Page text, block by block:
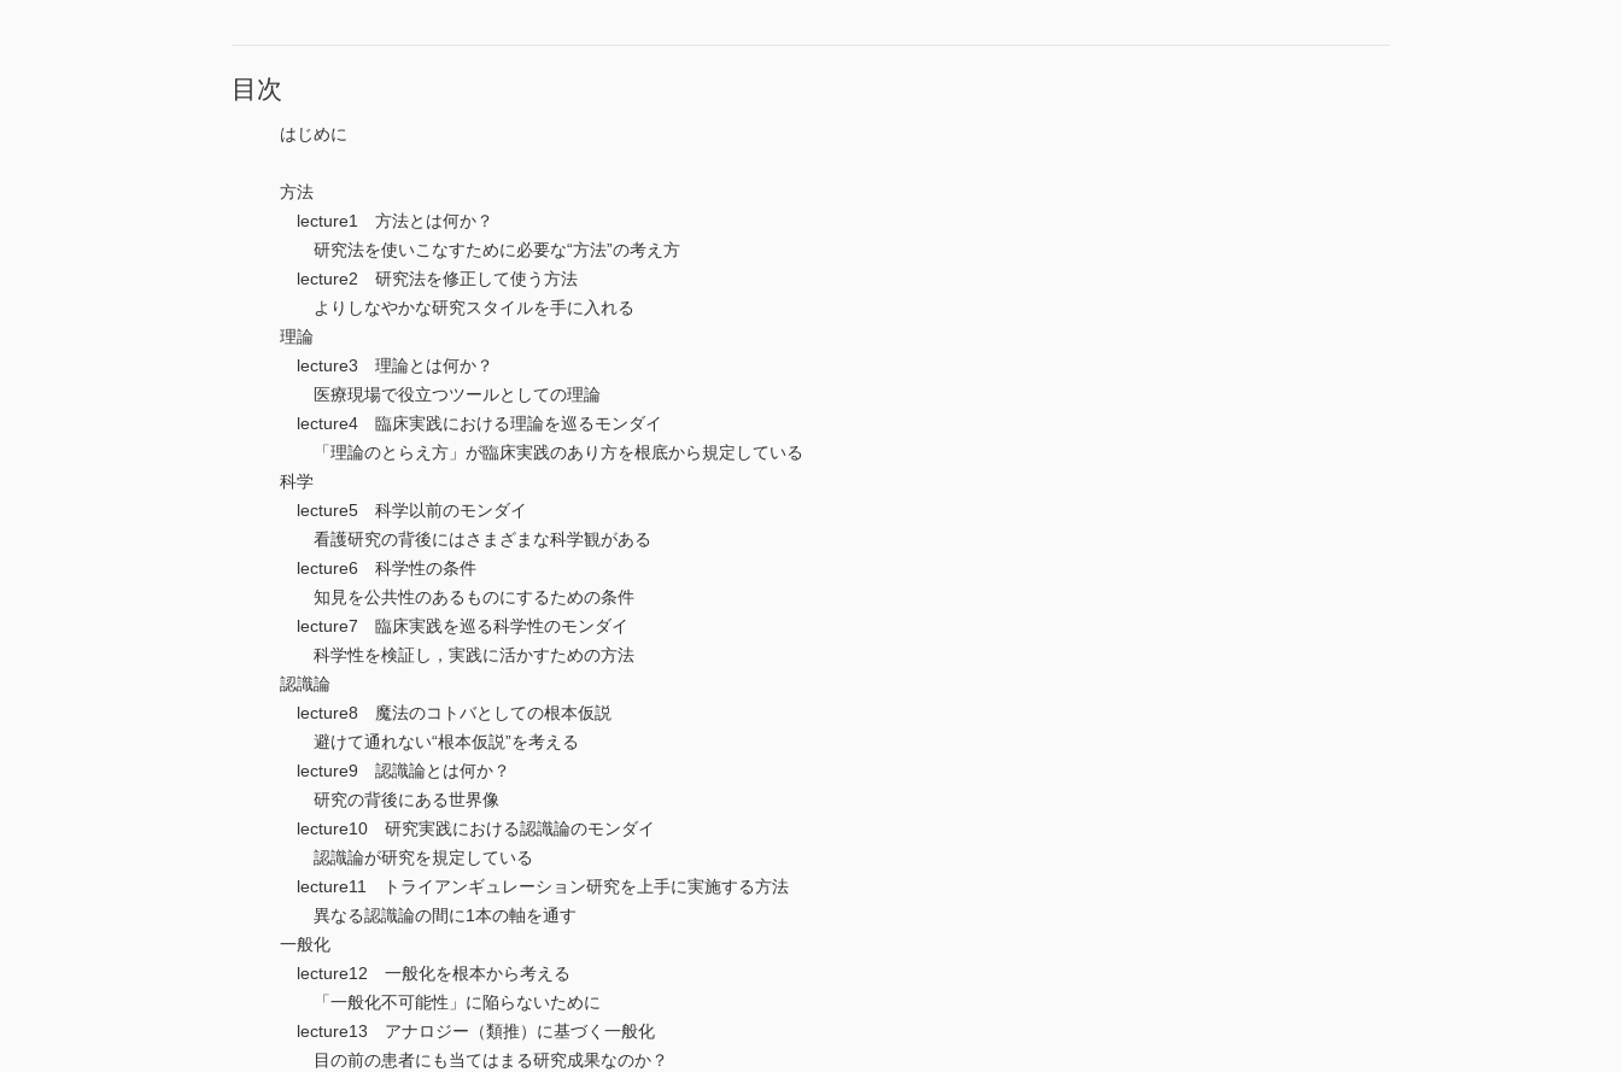
目次
はじめに
方法
lecture1 方法とは何か？
研究法を使いこなすために必要な“方法”の考え方
lecture2 研究法を修正して使う方法
よりしなやかな研究スタイルを手に入れる
理論
lecture3 理論とは何か？
医療現場で役立つツールとしての理論
lecture4 臨床実践における理論を巡るモンダイ
「理論のとらえ方」が臨床実践のあり方を根底から規定している
科学
lecture5 科学以前のモンダイ
看護研究の背後にはさまざまな科学観がある
lecture6 科学性の条件
知見を公共性のあるものにするための条件
lecture7 臨床実践を巡る科学性のモンダイ
科学性を検証し，実践に活かすための方法
認識論
lecture8 魔法のコトバとしての根本仮説
避けて通れない“根本仮説”を考える
lecture9 認識論とは何か？
研究の背後にある世界像
lecture10 研究実践における認識論のモンダイ
認識論が研究を規定している
lecture11 トライアンギュレーション研究を上手に実施する方法
異なる認識論の間に1本の軸を通す
一般化
lecture12 一般化を根本から考える
「一般化不可能性」に陥らないために
lecture13 アナロジー（類推）に基づく一般化
目の前の患者にも当てはまる研究成果なのか？